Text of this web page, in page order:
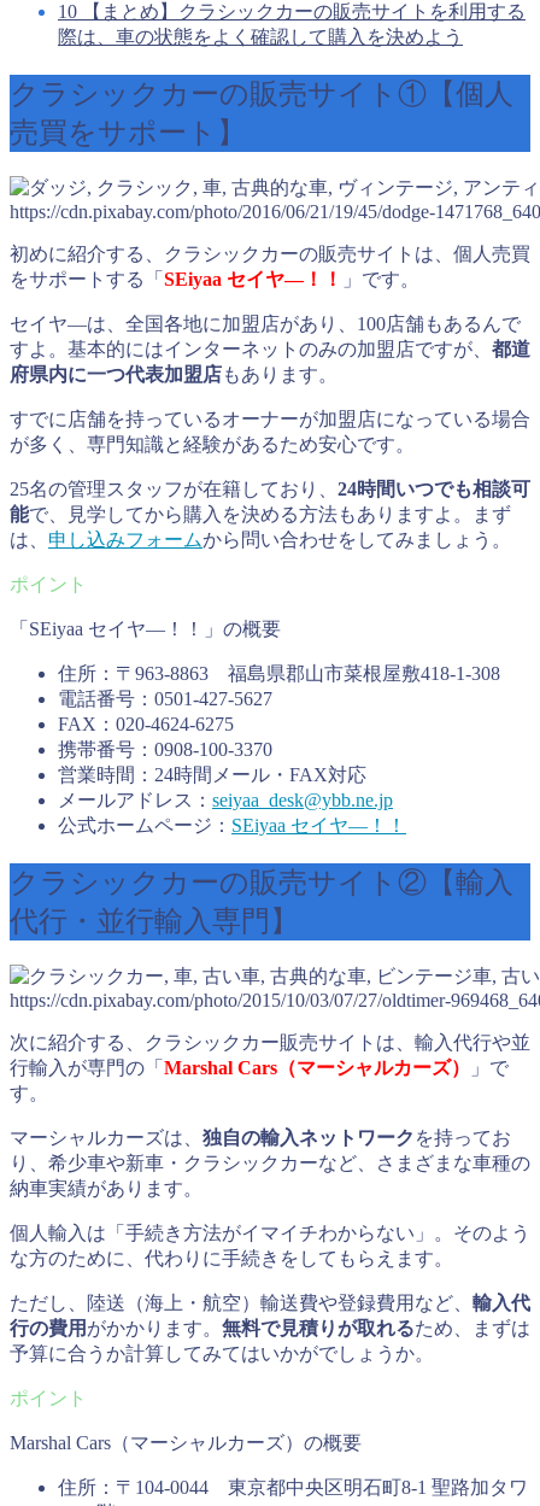
10 【まとめ】クラシックカーの販売サイトを利用する
際は、車の状態をよく確認して購入を決めよう
クラシックカーの販売サイト①【個人
売買をサポート】
https://cdn.pixabay.com/photo/2016/06/21/19/45/dodge-
初めに紹介する、クラシックカーの販売サイトは、個人売買
をサポートする「 SEiyaa セイヤ―！！ 」です。
セイヤ―は、全国各地に加盟店があり、100店舗もあるんで
すよ。基本的にはインターネットのみの加盟店ですが、 都道
府県内に一つ代表加盟店もあります。
すでに店舗を持っているオーナーが加盟店になっている場合
が多く、専門知識と経験があるため安心です。
25名の管理スタッフが在籍しており、 24時間いつでも相談可
能で、見学してから購入を決める方法もありますよ。まず
は、 申し込みフォームから問い合わせをしてみましょう。
「SEiyaa セイヤ―！！」の概要
住所：〒963-8863 福島県郡山市菜根屋敷418-1-308
電話番号：0501-427-5627
FAX：020-4624-6275
携帯番号：0908-100-3370
営業時間：24時間メール・FAX対応
メールアドレス： seiyaa_desk@ybb.ne.jp
公式ホームページ： SEiyaa セイヤ―！！
クラシックカーの販売サイト②【輸入
代行・並行輸入専門】
https://cdn.pixabay.com/photo/2015/10/03/07/27/oldtimer-
次に紹介する、クラシックカー販売サイトは、輸入代行や並
行輸入が専門の「 Marshal Cars（マーシャルカーズ）
」で
す。
マーシャルカーズは、 独自の輸入ネットワーク を持ってお
り、希少車や新車・クラシックカーなど、さまざまな車種の
納車実績があります。
個人輸入は「手続き方法がイマイチわからない」。そのよう
な方のために、代わりに手続きをしてもらえます。
ただし、陸送（海上・航空）輸送費や登録費用など、 輸入代
行の費用 がかかります。 無料で見積りが取れるため、まずは
予算に合うか計算してみてはいかがでしょうか。
Marshal Cars（マーシャルカーズ）の概要
住所：〒104-0044 東京都中央区明石町8-1 聖路加タワ